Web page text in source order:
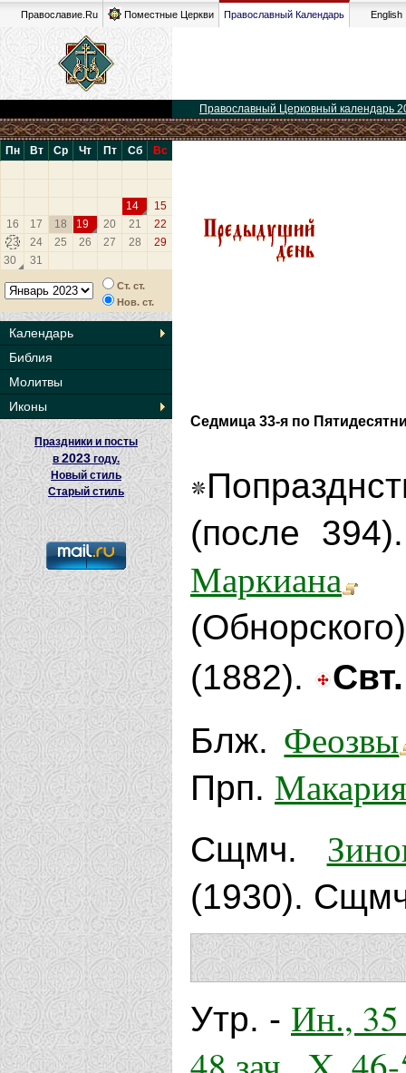
Православие.Ru Поместные Церкви Православный Календарь English
Православный Церковный календарь
Пн Вт Ср Чт Пт Сб Вс
14
15
16
17 18 19 20 21
22
23
24 25 26 27 28
29
30
31
Ст. ст.
Нов. ст.
Календарь
Библия
Молитвы
Иконы
Праздники и посты
в2023 году.
Новый стиль
Старый стиль
Седмица 33-я по
(после
Маркиана
(1882).
Блж. Феозвы
Прп. Макария
Сщмч.
(1930).
Утр. - Ин., 35